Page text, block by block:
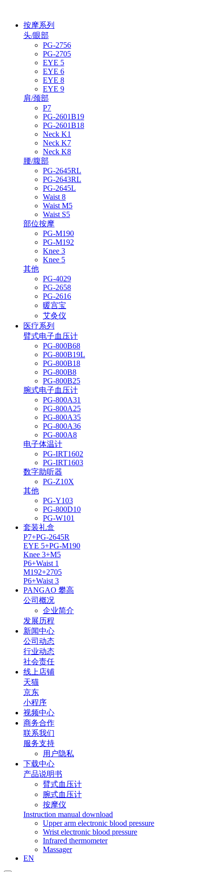
按摩系列
头/眼部
PG-2756
PG-2705
EYE 5
EYE 6
EYE 8
EYE 9
肩/颈部
P7
PG-2601B19
PG-2601B18
Neck K1
Neck K7
Neck K8
腰/腹部
PG-2645RL
PG-2643RL
PG-2645L
Waist 8
Waist M5
Waist S5
部位按摩
PG-M190
PG-M192
Knee 3
Knee 5
其他
PG-4029
PG-2658
PG-2616
暖宫宝
艾灸仪
医疗系列
臂式电子血压计
PG-800B68
PG-800B19L
PG-800B18
PG-800B8
PG-800B25
腕式电子血压计
PG-800A31
PG-800A25
PG-800A35
PG-800A36
PG-800A8
电子体温计
PG-IRT1602
PG-IRT1603
数字助听器
PG-Z10X
其他
PG-Y103
PG-800D10
PG-W101
套装礼盒
P7+PG-2645R
EYE 5+PG-M190
Knee 3+M5
P6+Waist 1
M192+2705
P6+Waist 3
PANGAO 攀高
公司概况
企业简介
发展历程
新闻中心
公司动态
行业动态
社会责任
线上店铺
天猫
京东
小程序
视频中心
商务合作
联系我们
服务支持
用户隐私
下载中心
产品说明书
臂式血压计
腕式血压计
按摩仪
Instruction manual download
Upper arm electronic blood pressure
Wrist electronic blood pressure
Infrared thermometer
Massager
EN